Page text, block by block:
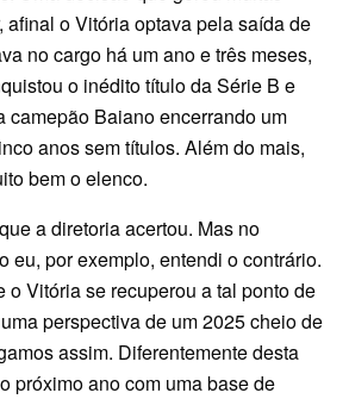
afinal o Vitória optava pela saída de
no cargo há um ano e três meses,
o inédito título da Série B e
camepão Baiano encerrando um
anos sem títulos. Além do mais,
bem o elenco.
a diretoria acertou. Mas no
eu, por exemplo, entendi o contrário.
o Vitória se recuperou a tal ponto de
perspectiva de um 2025 cheio de
assim. Diferentemente desta
próximo ano com uma base de